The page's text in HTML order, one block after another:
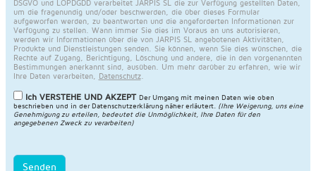
DSGVO und LOPDGDD verarbeitet JARPIS SL die zur Verfügung gestellten Daten,
um die fragenundig und/oder beschwerden, die über dieses Formular
aufgeworfen werden, zu beantworten und die angeforderten Informationen zur
Verfügung zu stellen. Wann immer Sie dies im Voraus an uns autorisieren,
werden wir Informationen über die von JARPIS SL angebotenen Aktivitäten,
Produkte und Dienstleistungen senden. Sie können, wenn Sie dies wünschen, die
Rechte auf Zugang, Berichtigung, Löschung und andere, die in den vorgenannten
Bestimmungen anerkannt sind, ausüben. Um mehr darüber zu erfahren, wie wir
Ihre Daten verarbeiten,
Datenschutz.
Ich VERSTEHE UND AKZEPT Der Umgang mit meinen Daten wie oben
beschrieben und in derDatenschutzerklärung näher erläutert. (Ihre Weigerung, uns eine
Genehmigung zu erteilen, bedeutet die Unmöglichkeit, Ihre Daten für den
angegebenen Zweck zu verarbeiten)
Senden